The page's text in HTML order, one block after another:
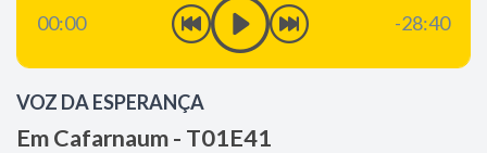
00:00 -28:40
VOZ DA ESPERANÇA
Em Cafarnaum - T01E41